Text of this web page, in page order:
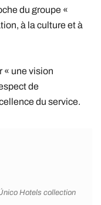
du groupe «
à la culture et à
« une vision
de
du service.
Hotels collection